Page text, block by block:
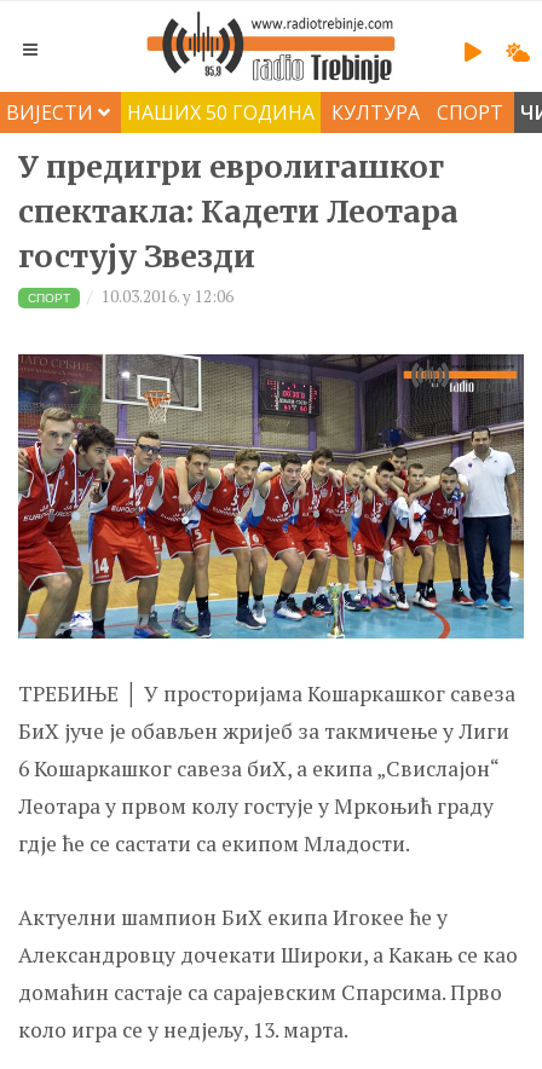
ВИЈЕСТИ НАШИХ 50 ГОДИНА КУЛТУРА СПОРТ
У предигри евролигашког
спектакла: Кадети Леотара
гостују Звезди
СПОРТ 10.03.2016. у 12:06
ТРЕБИЊЕ │ У просторијама Кошаркашког савеза
БиХ јуче је обављен жријеб за такмичење у Лиги
6 Кошаркашког савеза биХ, а екипа „Свислајон“
Леотара у првом колу гостује у Мркоњић граду
гдје ће се састати са екипом Младости.
Актуелни шампион БиХ екипа Игокее ће у
Александровцу дочекати Широки, а Какањ се као
домаћин састаје са сарајевским Спарсима. Прво
коло игра се у недјељу, 13. марта.